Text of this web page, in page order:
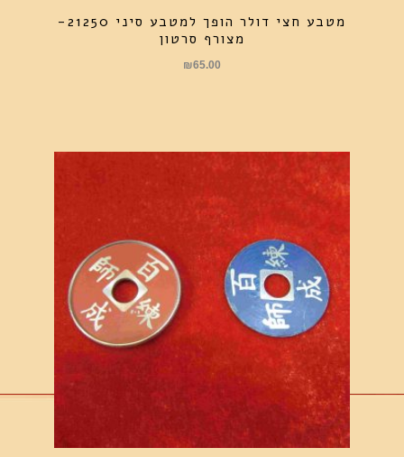
מטבע חצי דולר הופך למטבע סיני 21250-
מצורף סרטון
₪65.00